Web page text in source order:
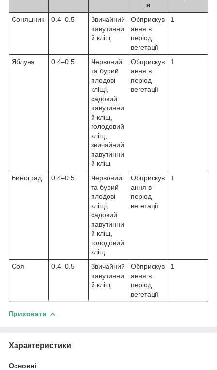
я
Соняшник 0.4–0.5
Звичайний
павутинни
й кліщ
Обприскув
ання в
період
вегетації
1
Яблуня 0.4–0.5
Червоний
та бурий
плодові
кліщі,
садовий
павутинни
й кліщ,
голодовий
кліщ,
звичайний
павутинни
й кліщ
Обприскув
ання в
період
вегетації
1
Виноград 0.4–0.5
Червоний
та бурий
плодові
кліщі,
садовий
павутинни
й кліщ,
голодовий
кліщ
Обприскув
ання в
період
вегетації
1
Соя 0.4–0.5
Звичайний
павутинни
й кліщ
Обприскув
ання в
період
вегетації
1
Приховати
Характеристики
Основні